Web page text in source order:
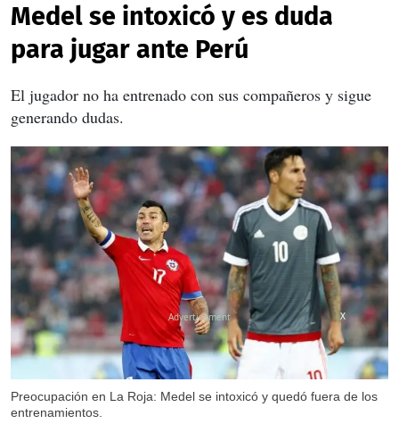
Medel se intoxicó y es duda
para jugar ante Perú
El jugador no ha entrenado con sus compañeros y sigue
generando dudas.
Preocupación en La Roja: Medel se intoxicó y quedó fuera de los
entrenamientos.
X